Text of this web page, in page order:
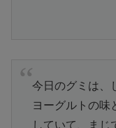
今日のグミは、
ヨーグルトの味
していて、まじ